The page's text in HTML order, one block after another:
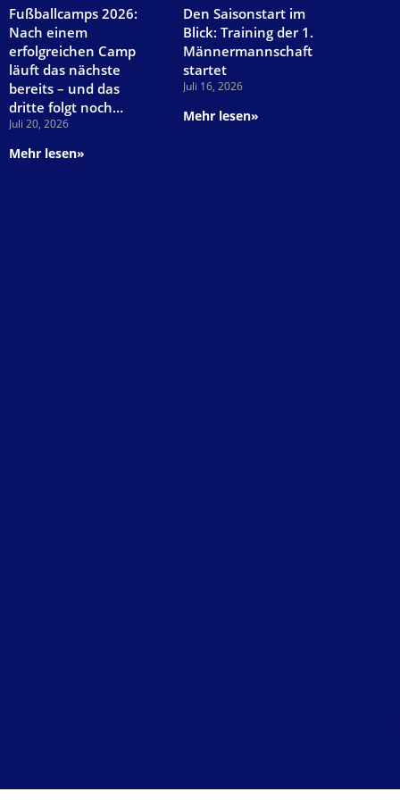
Fußballcamps 2026:
Nach einem
erfolgreichen Camp
läuft das nächste
bereits – und das
dritte folgt noch…
Juli 20, 2026
Mehr lesen»
Den Saisonstart im
Blick: Training der 1.
Männermannschaft
startet
Juli 16, 2026
Mehr lesen»